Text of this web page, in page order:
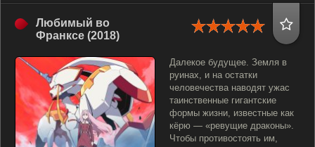
Любимый во
Франксе (2018)
Далекое будущее. Земля в
руинах, и на остатки
человечества наводят ужас
таинственные гигантские
формы жизни, известные как
кёрю — «ревущие драконы».
Чтобы противостоять им,